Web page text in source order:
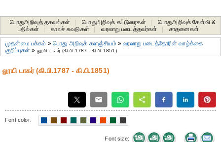
பொதுஅறிவுத் தகவல்கள் பொதுஅறிவுக் கட்டுரைகள்
பொதுஅறிவுக் கேள்வி &
பதில்கள்
காலச் சுவடுகள் வரலாறு படைத்தவர்கள் சாதனைகள்‎
முதன்மை பக்கம் »பொது அறிவுக் களஞ்சியம் »வரலாறு படைத்தோரின் வாழ்க்கை
குறிப்புகள் » லூயி டாகர் (கி.பி.1787 - கி.பி.1851)
லூயி டாகர் (கி.பி.1787 - கி.பி.1851)
Font color:
Font size: